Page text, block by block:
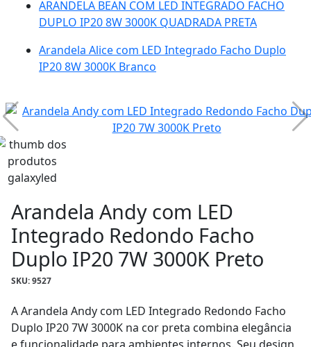
ARANDELA BEAN COM LED INTEGRADO FACHO
DUPLO IP20 8W 3000K QUADRADA PRETA
Arandela Alice com LED Integrado Facho Duplo
IP20 8W 3000K Branco
Arandela Andy com LED
Integrado Redondo Facho
Duplo IP20 7W 3000K Preto
SKU: 9527
A Arandela Andy com LED Integrado Redondo Facho
Duplo IP20 7W 3000K na cor preta combina elegância